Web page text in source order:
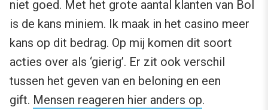
niet goed. Met het grote aantal klanten van Bol
is de kans miniem. Ik maak in het casino meer
kans op dit bedrag. Op mij komen dit soort
acties over als ‘gierig’. Er zit ook verschil
tussen het geven van en beloning en een
gift. Mensen reageren hier anders op.